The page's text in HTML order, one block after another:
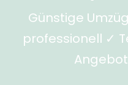
Günstige
professionell ✓